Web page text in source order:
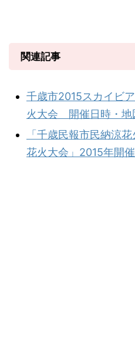
関連記事
千歳市2015スカイビ
火大会 開催日時・地
「千歳民報市民納涼
花火大会」2015年開